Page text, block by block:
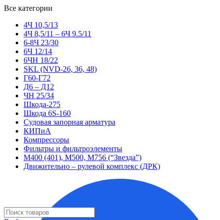
Все категории
4Ч 10,5/13
4Ч 8,5/11 – 6Ч 9.5/11
6-8Ч 23/30
6Ч 12/14
6ЧН 18/22
SKL (NVD-26, 36, 48)
Г60-Г72
Д6 – Д12
ЧН 25/34
Шкода-275
Шкода 6S-160
Судовая запорная арматура
КИПиА
Компрессоры
Фильтры и фильтроэлементы
М400 (401), М500, М756 (“Звезда”)
Движительно – рулевой комплекс (ДРК)